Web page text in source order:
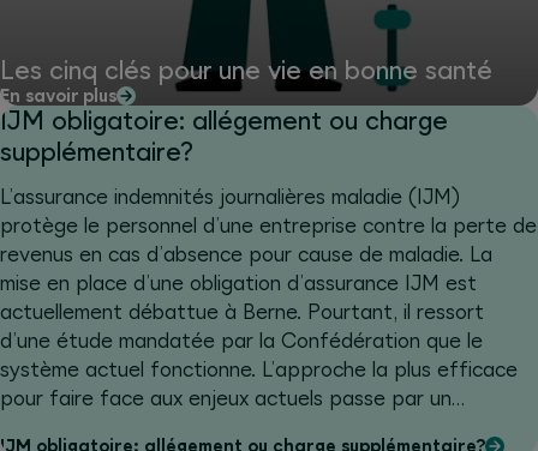
Les cinq clés pour une vie en bonne santé
En savoir plus
IJM obligatoire: allégement ou charge
supplémentaire?
L’assurance indemnités journalières maladie (IJM)
protège le personnel d’une entreprise contre la perte de
revenus en cas d’absence pour cause de maladie. La
mise en place d’une obligation d’assurance IJM est
actuellement débattue à Berne. Pourtant, il ressort
d’une étude mandatée par la Confédération que le
système actuel fonctionne. L’approche la plus efficace
pour faire face aux enjeux actuels passe par un
IJM obligatoire: allégement ou charge supplémentaire?